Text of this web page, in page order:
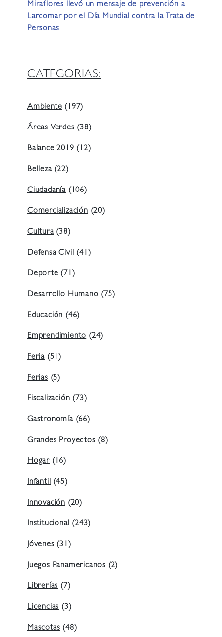
Miraflores llevó un mensaje de prevención a
Larcomar por el Día Mundial contra la Trata de
Personas
CATEGORIAS:
Ambiente (197)
Áreas Verdes (38)
Balance 2019 (12)
Belleza(22)
Ciudadanía (106)
Comercialización (20)
Cultura(38)
Defensa Civil (41)
Deporte (71)
Desarrollo Humano (75)
Educación (46)
Emprendimiento (24)
Feria (51)
Ferias (5)
Fiscalización (73)
Gastronomía(66)
Grandes Proyectos (8)
Hogar (16)
Infantil (45)
Innovación (20)
Institucional (243)
Jóvenes (31)
Juegos Panamericanos (2)
Librerías (7)
Licencias (3)
Mascotas (48)